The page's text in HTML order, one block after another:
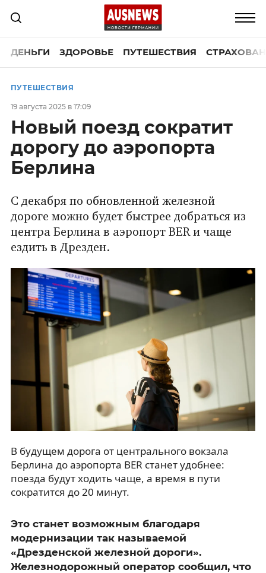
ДЕНЬГИ ЗДОРОВЬЕ ПУТЕШЕСТВИЯ
ПУТЕШЕСТВИЯ
19 августа 2025 в 17:09
Новый поезд сократит
дорогу до аэропорта
Берлина
С декабря по обновленной железной
дороге можно будет быстрее добраться из
центра Берлина в аэропорт BER и чаще
ездить в Дрезден.
В будущем дорога от центрального вокзала
Берлина до аэропорта BER станет удобнее:
поезда будут ходить чаще, а время в пути
сократится до 20 минут.
Это станет возможным благодаря
модернизации так называемой
«Дрезденской железной дороги».
Железнодорожный оператор сообщил, что